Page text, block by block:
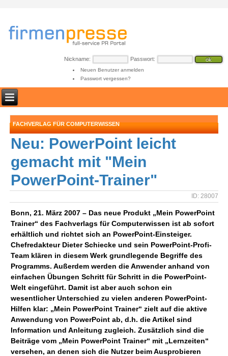
Nickname: Passwort:
Neuen Benutzer anmelden
Passwort vergessen?
FACHVERLAG FÜR COMPUTERWISSEN
Neu: PowerPoint leicht
gemacht mit "Mein
PowerPoint-Trainer"
ID: 28007
Bonn, 21. März 2007 – Das neue Produkt „Mein PowerPoint
Trainer“ des Fachverlags für Computerwissen ist ab sofort
erhältlich und richtet sich an PowerPoint-Einsteiger.
Chefredakteur Dieter Schiecke und sein PowerPoint-Profi-
Team klären in diesem Werk grundlegende Begriffe des
Programms. Außerdem werden die Anwender anhand von
einfachen Übungen Schritt für Schritt in die PowerPoint-
Welt eingeführt. Damit ist aber auch schon ein
wesentlicher Unterschied zu vielen anderen PowerPoint-
Hilfen klar: „Mein PowerPoint Trainer“ zielt auf die aktive
Anwendung von PowerPoint ab, d.h. die Artikel sind
Information und Anleitung zugleich. Zusätzlich sind die
Beiträge vom „Mein PowerPoint Trainer“ mit „Lernzeiten“
versehen, an denen sich die Nutzer beim Ausprobieren